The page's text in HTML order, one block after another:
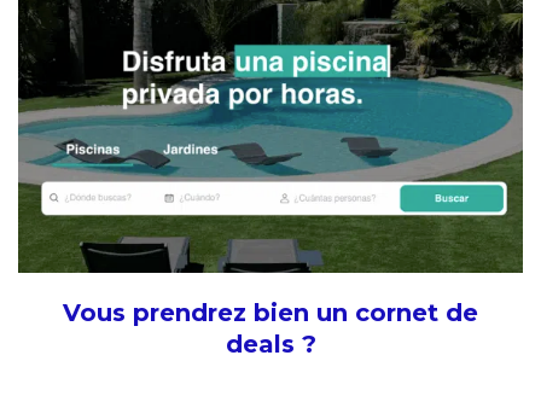
Vous prendrez bien un cornet de
deals ?